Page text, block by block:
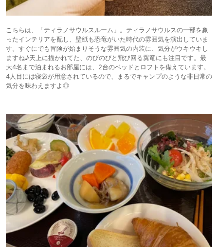
こちらは、「ティラノサウルスルーム」。ティラノサウルスの一部を象
ったインテリアを配し、壁紙も恐竜がいた時代の雰囲気を演出していま
す。すぐにでも冒険が始まりそうな雰囲気の内装に、気分がウキウキし
ますね♪天上に描かれてた、のびのびと飛び回る翼竜にも注目です。最
大4名まで泊まれるお部屋には、2台のベッドとロフトを備えています。
4人目には寝袋が用意されているので、まるでキャンプのような非日常の
気分を味わえますよ◎